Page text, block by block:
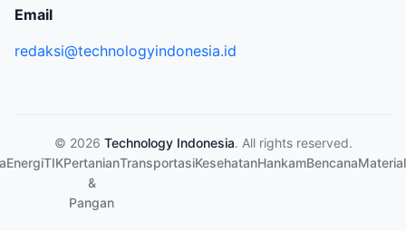
Email
redaksi@technologyindonesia.id
© 2026 Technology Indonesia. All rights reserved.
EnergiTIKPertanian
&
Pangan
TransportasiKesehatanHankamBencanaMaterial